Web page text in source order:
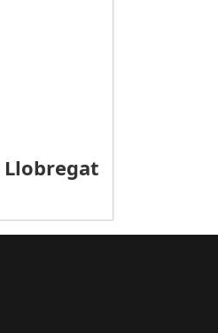
Craviotto atura un penal i el Prat
Llobregat